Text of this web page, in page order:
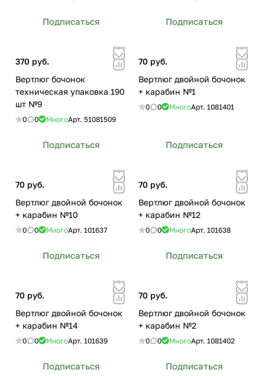
Подписаться Подписаться
370 руб.
Вертлюг бочонок
техническая упаковка 190
шт №9
0 0 МногоАрт. 51081509
Подписаться
70 руб.
Вертлюг двойной бочонок
+ карабин №1
0 0 МногоАрт. 1081401
Подписаться
70 руб.
Вертлюг двойной бочонок
+ карабин №10
0 0 МногоАрт. 101637
Подписаться
70 руб.
Вертлюг двойной бочонок
+ карабин №12
0 0 МногоАрт. 101638
Подписаться
70 руб.
Вертлюг двойной бочонок
+ карабин №14
0 0 МногоАрт. 101639
Подписаться
70 руб.
Вертлюг двойной бочонок
+ карабин №2
0 0 МногоАрт. 1081402
Подписаться